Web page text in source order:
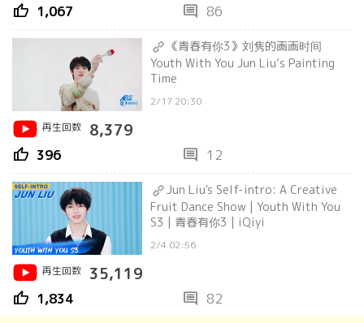
thumb_up 1,067 comment 86
《青春有你3》刘隽的画画时间
Youth With You Jun Liu’s Painting
Time
2/17 20:30
再生回数
8,379
thumb_up 396 comment 12
Jun Liu's Self-intro: A Creative
Fruit Dance Show | Youth With You
S3 | 青春有你3 | iQiyi
2/4 02:56
再生回数
35,119
thumb_up 1,834 comment 82